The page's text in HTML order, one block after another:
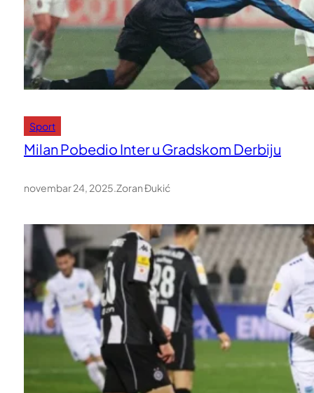
Sport
Milan Pobedio Inter u Gradskom Derbiju
novembar 24, 2025.Zoran Đukić